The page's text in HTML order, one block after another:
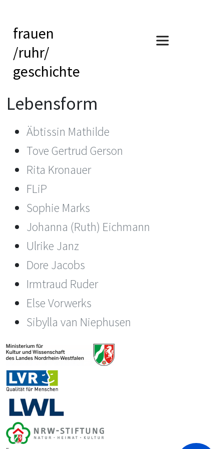
frauen
/ruhr/
geschichte
Lebensform
Äbtissin Mathilde
Tove Gertrud Gerson
Rita Kronauer
FLiP
Sophie Marks
Johanna (Ruth) Eichmann
Ulrike Janz
Dore Jacobs
Irmtraud Ruder
Else Vorwerks
Sibylla van Niephusen